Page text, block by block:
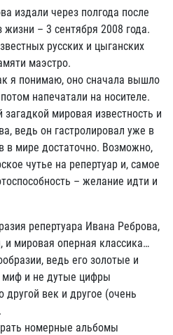
издали через полгода после
жизни – 3 сентября 2008 года.
русских и цыганских
маэстро.
я понимаю, оно сначала вышло
напечатали на носителе.
мировая известность и
ведь он гастролировал уже в
в мире достаточно. Возможно,
чутье на репертуар и, самое
– желание идти и
репертуара Ивана Реброва,
и мировая оперная классика…
ведь его золотые и
миф и не дутые цифры
другой век и другое (очень
номерные альбомы